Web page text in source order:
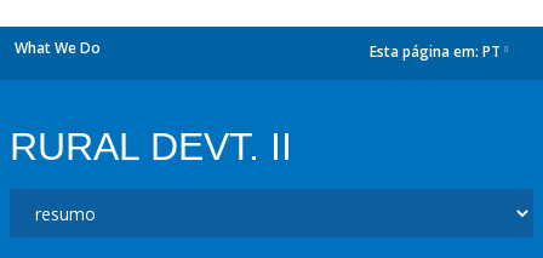
What We Do Esta página em: PT
RURAL DEVT. II